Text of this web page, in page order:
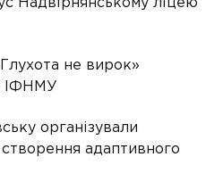
Надвірнянському ліцею
не вирок»
ІФНМУ
організували
створення адаптивного